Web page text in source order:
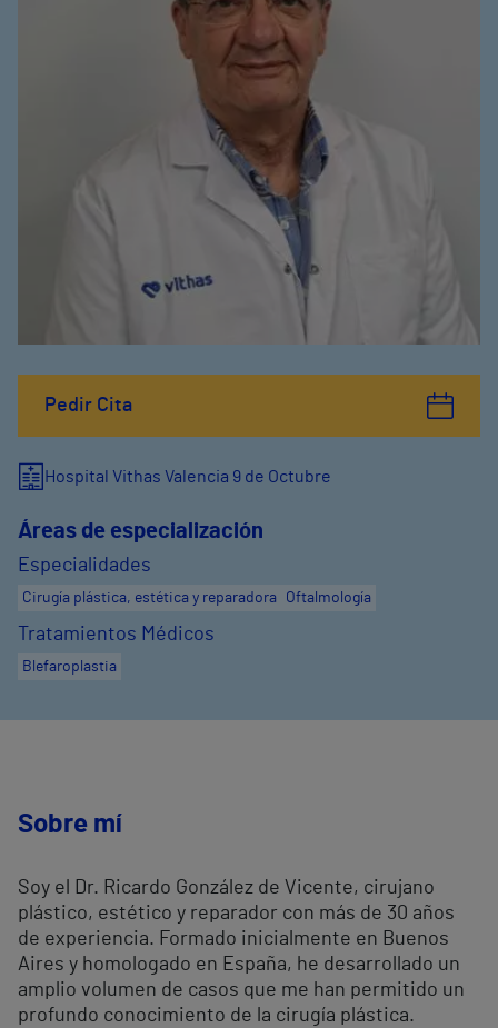
Pedir Cita
Hospital Vithas Valencia 9 de Octubre
Áreas de especialización
Especialidades
Cirugía plástica, estética y reparadora Oftalmología
Tratamientos Médicos
Blefaroplastia
Sobre mí
Soy el Dr. Ricardo González de Vicente, cirujano
plástico, estético y reparador con más de 30 años
de experiencia. Formado inicialmente en Buenos
Aires y homologado en España, he desarrollado un
amplio volumen de casos que me han permitido un
profundo conocimiento de la cirugía plástica.